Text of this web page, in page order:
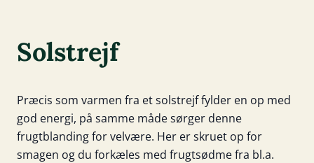
Solstrejf
Præcis som varmen fra et solstrejf fylder en op med
god energi, på samme måde sørger denne
frugtblanding for velvære. Her er skruet op for
smagen og du forkæles med frugtsødme fra bl.a.